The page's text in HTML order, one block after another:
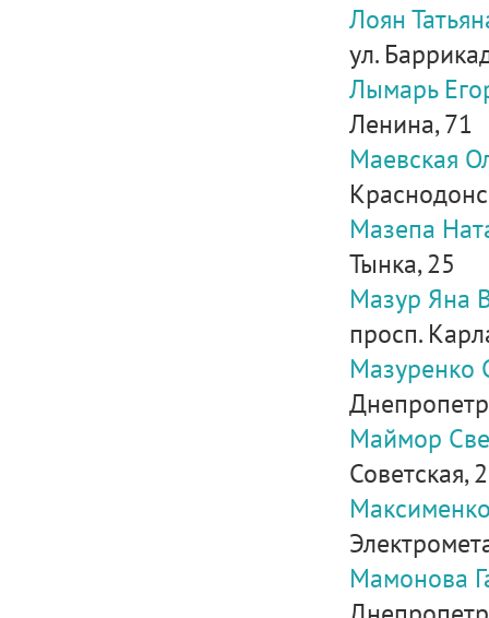
Лоян
ул.
Лымарь
Ленина, 71
Маевская
Мазепа
Тынка, 25
Мазур Яна
просп.
Мазуренко
Маймор
Советская,
Мамонова